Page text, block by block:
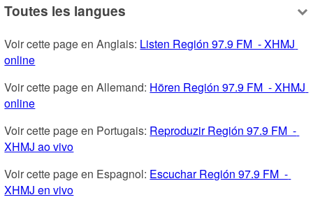
Toutes les langues
Voir cette page en Anglais: Listen Región 97.9 FM  - XHMJ
online
Voir cette page en Allemand: Hören Región 97.9 FM  - XHMJ
online
Voir cette page en Portugais: Reproduzir Región 97.9 FM  -
XHMJ ao vivo
Voir cette page en Espagnol: Escuchar Región 97.9 FM  -
XHMJ en vivo